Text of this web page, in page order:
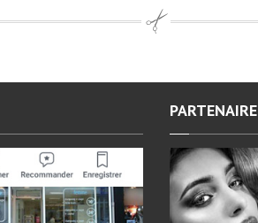
PARTENAIRE